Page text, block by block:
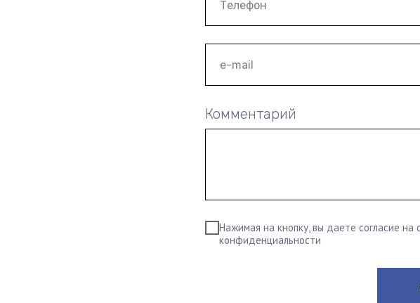
Комментарий
Нажимая на кнопку, вы даете согласие
конфиденциальности